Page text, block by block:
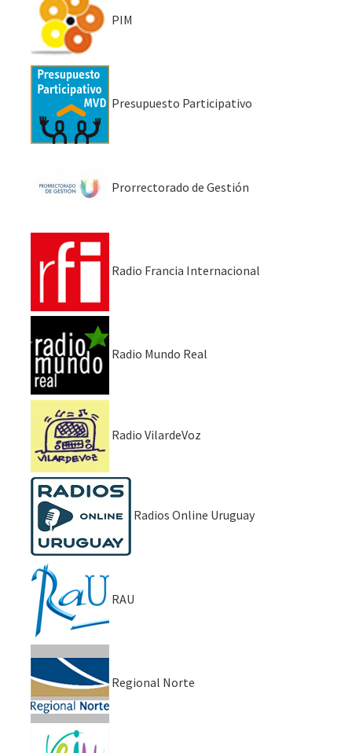
PIM
Presupuesto Participativo
Prorrectorado de Gestión
Radio Francia Internacional
Radio Mundo Real
Radio VilardeVoz
Radios Online Uruguay
RAU
Regional Norte